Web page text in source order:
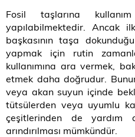
Fosil taşlarına
yapılabilmektedir. Ancak
başkasının taşa
yapmak için rutin
kullanımına ara vermek,
etmek daha doğrudur.
veya akan suyun içinde
tütsülerden veya uyumlu
çeşitlerinden de yardım
arındırılması mümkündür.